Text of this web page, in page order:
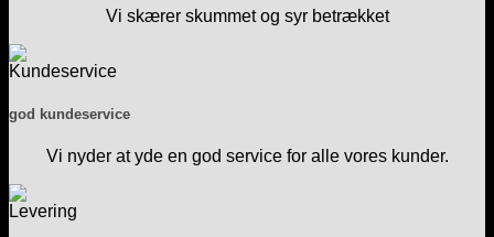
Vi skærer skummet og syr betrækket
god kundeservice
Vi nyder at yde en god service for alle vores kunder.